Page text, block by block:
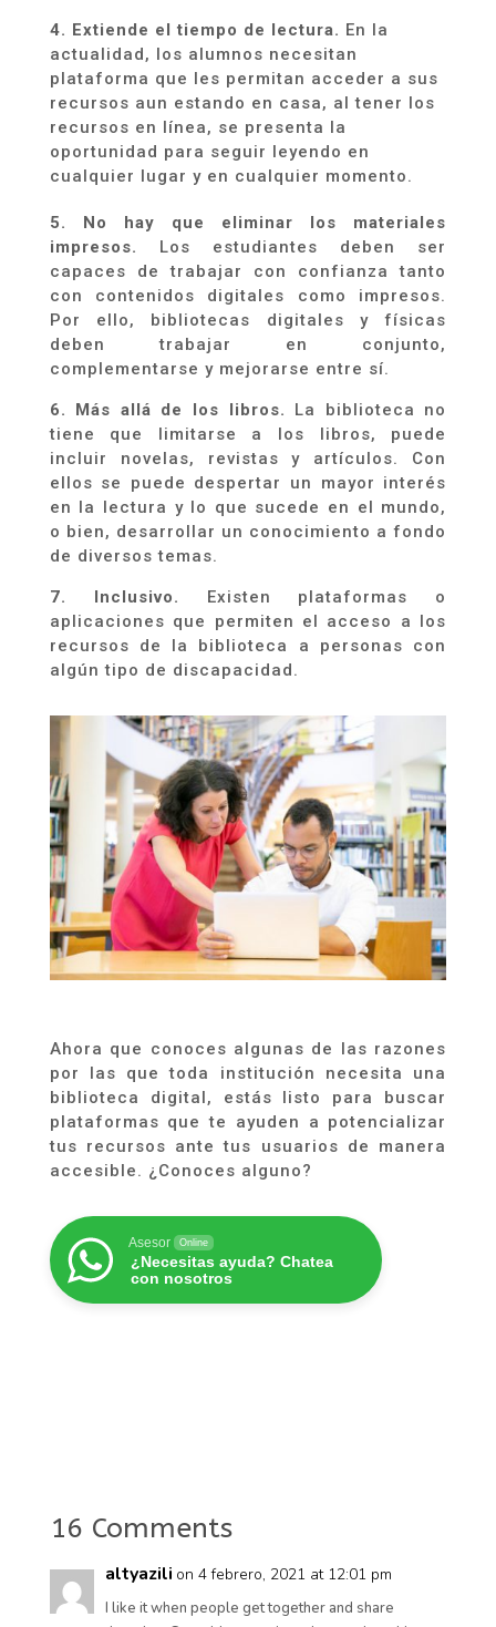
4. Extiende el tiempo de lectura. En la
actualidad, los alumnos necesitan
plataforma que les permitan acceder a sus
recursos aun estando en casa, al tener los
recursos en línea, se presenta la
oportunidad para seguir leyendo en
cualquier lugar y en cualquier momento.
5. No hay que eliminar los materiales
impresos.
Los estudiantes deben ser
capaces de trabajar con confianza tanto
con contenidos digitales como impresos.
Por ello, bibliotecas digitales y físicas
deben trabajar en conjunto,
complementarse y mejorarse entre sí.
6. Más allá de los libros.
La biblioteca no
tiene que limitarse a los libros, puede
incluir novelas, revistas y artículos. Con
ellos se puede despertar un mayor interés
en la lectura y lo que sucede en el mundo,
o bien, desarrollar un conocimiento a fondo
de diversos temas.
7. Inclusivo. Existen plataformas o
aplicaciones que permiten el acceso a los
recursos de la biblioteca a personas con
algún tipo de discapacidad.
Ahora que conoces algunas de las razones
por las que toda institución necesita una
biblioteca digital, estás listo para buscar
plataformas que te ayuden a potencializar
tus recursos ante tus usuarios de manera
accesible. ¿Conoces alguno?
Asesor Online
¿Necesitas ayuda? Chatea
con nosotros
16 Comments
altyazili on 4 febrero, 2021 at 12:01 pm
I like it when people get together and share